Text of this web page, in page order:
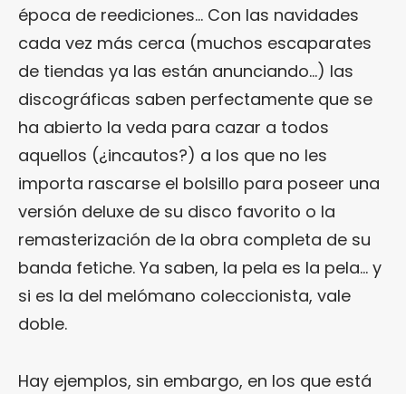
época de reediciones… Con las navidades
cada vez más cerca (muchos escaparates
de tiendas ya las están anunciando…) las
discográficas saben perfectamente que se
ha abierto la veda para cazar a todos
aquellos (¿incautos?) a los que no les
importa rascarse el bolsillo para poseer una
versión deluxe de su disco favorito o la
remasterización de la obra completa de su
banda fetiche. Ya saben, la pela es la pela… y
si es la del melómano coleccionista, vale
doble.
Hay ejemplos, sin embargo, en los que está